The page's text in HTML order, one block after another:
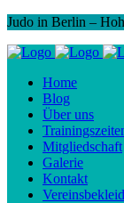
Judo in Berlin –
Home
Blog
Über uns
Mitgliedschaft
Galerie
Kontakt